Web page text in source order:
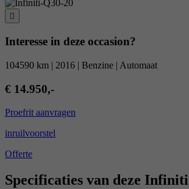
Interesse in deze occasion?
104590 km | 2016 | Benzine | Automaat
€ 14.950,-
Proefrit aanvragen
inruilvoorstel
Offerte
Specificaties van deze Infiniti